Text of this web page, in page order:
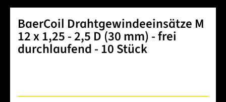
BaerCoil Drahtgewindeeinsätze M
12 x 1,25 - 2,5 D (30 mm) - frei
durchlaufend - 10 Stück